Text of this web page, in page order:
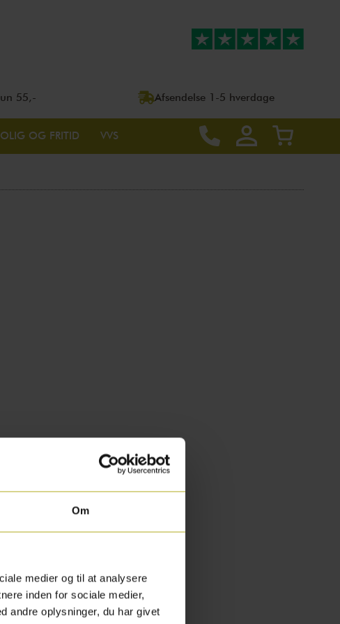
Om
medier og til at analysere
inden for sociale medier,
andre oplysninger, du har givet
55,- Afsendelse 1-5 hverdage
OG FRITID VVS